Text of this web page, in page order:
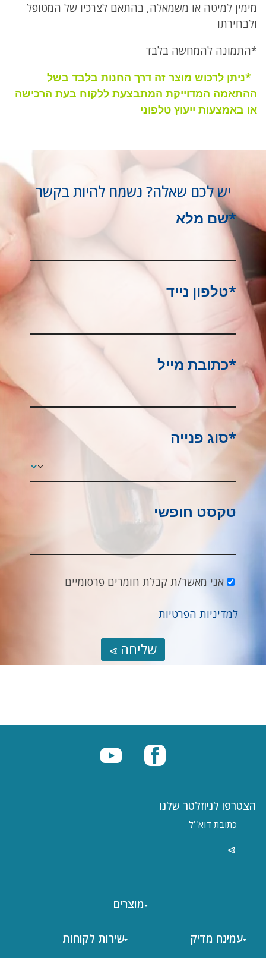
מימין למיטה או משמאלה, בהתאם לצרכיו של המטופל
ולבחירתו
*התמונה להמחשה בלבד
*ניתן לרכוש מוצר זה דרך החנות בלבד בשל
ההתאמה המדוייקת המתבצעת ללקוח בעת הרכישה
או באמצעות ייעוץ טלפוני
יש לכם שאלה? נשמח להיות בקשר
*שם מלא
*טלפון נייד
*כתובת מייל
*סוג פנייה
טקסט חופשי
אני מאשר/ת קבלת חומרים פרסומיים
למדיניות הפרטיות
שליחה
הצטרפו לניוזלטר שלנו
מוצרים
עמינח מדיק שירות לקוחות